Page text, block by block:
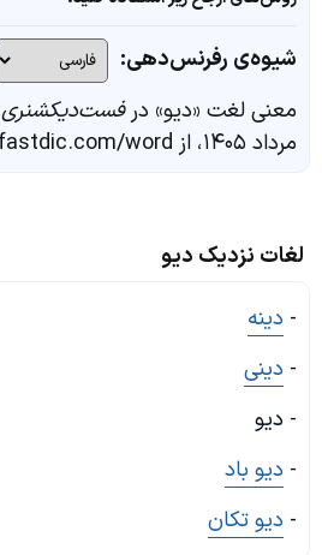
شیوه‌ی رفرنس‌دهی:
معنی لغت «دیو» درفست‌دیکشنری
مرداد ۱۴۰۵، از https://fastdic.com/word/دیو
لغات نزدیک دیو
- دینه
- دینی
- دیو
- دیو باد
- دیو تکان